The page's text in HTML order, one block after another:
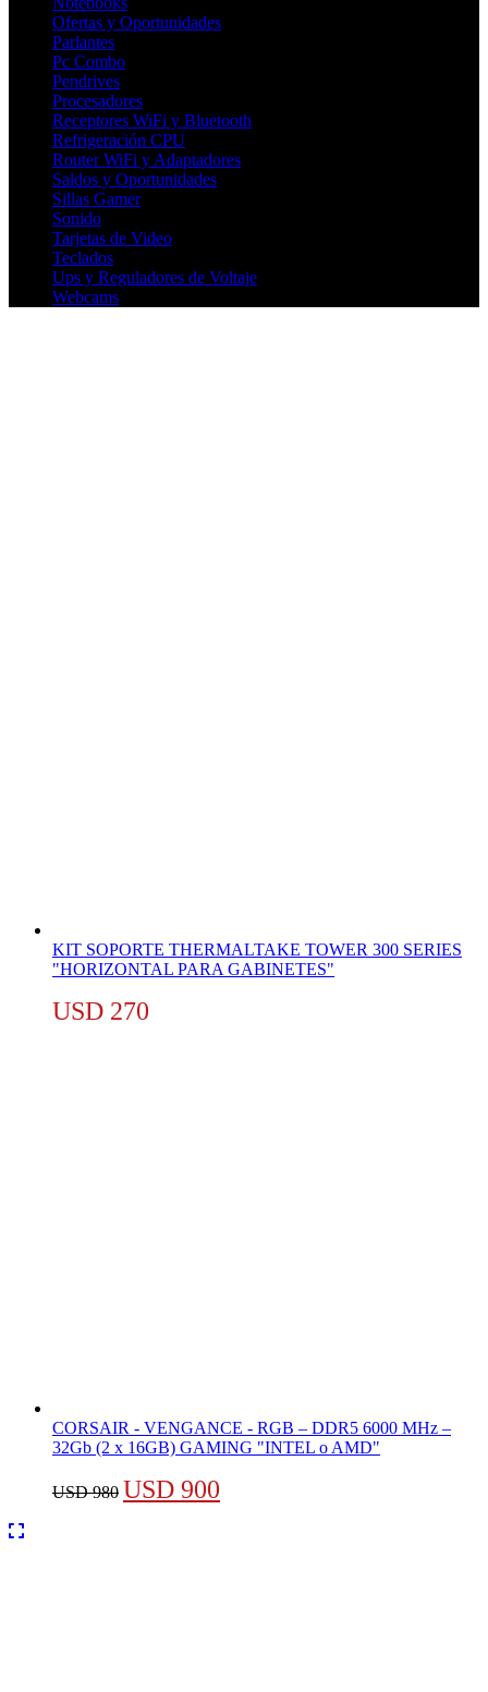
Ofertas y Oportunidades
Parlantes
Pc Combo
Pendrives
Procesadores
Receptores WiFi y Bluetooth
Refrigeración CPU
Router WiFi y Adaptadores
Saldos y Oportunidades
Sillas Gamer
Sonido
Tarjetas de Video
Teclados
Ups y Reguladores de Voltaje
Webcams
KIT SOPORTE THERMALTAKE TOWER 300 SERIES
"HORIZONTAL PARA GABINETES"
USD 270
CORSAIR - VENGANCE - RGB – DDR5 6000 MHz –
32Gb (2 x 16GB) GAMING "INTEL o AMD"
USD980 El
USD 900